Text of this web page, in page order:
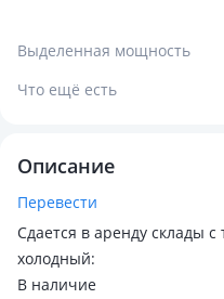
Выделенная мощность
Что ещё есть
Описание
Перевести
Сдается в аренду склады
холодный:
В наличие